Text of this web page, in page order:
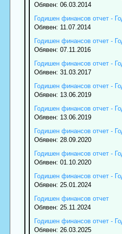
Обявен: 06.03.2014
Годишен финансов отчет -
Обявен: 11.07.2014
Годишен финансов отчет -
Обявен: 07.11.2016
Годишен финансов отчет -
Обявен: 31.03.2017
Годишен финансов отчет -
Обявен: 13.06.2019
Годишен финансов отчет -
Обявен: 13.06.2019
Годишен финансов отчет -
Обявен: 28.09.2020
Годишен финансов отчет -
Обявен: 01.10.2020
Годишен финансов отчет -
Обявен: 25.01.2024
Годишен финансов отчет
Обявен: 25.11.2024
Годишен финансов отчет -
Обявен: 26.03.2025